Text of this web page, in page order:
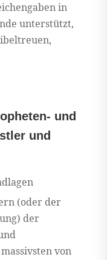
in
unterstützt,
und
und
(oder der
der
von